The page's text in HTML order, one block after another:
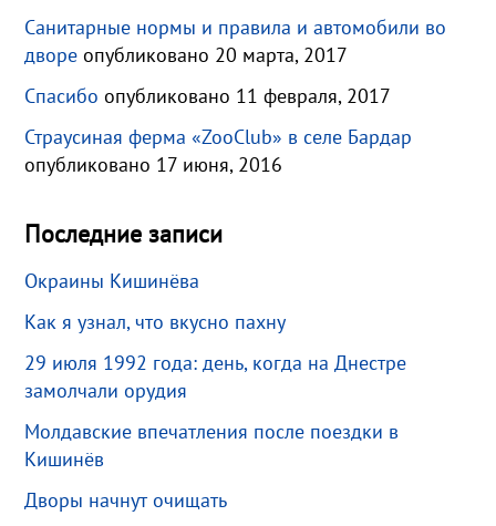
Санитарные нормы и правила и автомобили во
дворе опубликовано 20 марта, 2017
Спасибо опубликовано 11 февраля, 2017
Страусиная ферма «ZooClub» в селе Бардар
опубликовано 17 июня, 2016
Последние записи
Окраины Кишинёва
Как я узнал, что вкусно пахну
29 июля 1992 года: день, когда на Днестре
замолчали орудия
Молдавские впечатления после поездки в
Кишинёв
Дворы начнут очищать